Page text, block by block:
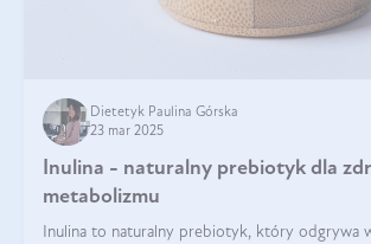
Dietetyk Paulina Górska
23 mar 2025
Inulina - naturalny prebiotyk dla
metabolizmu
Inulina to naturalny prebiotyk, który odgrywa